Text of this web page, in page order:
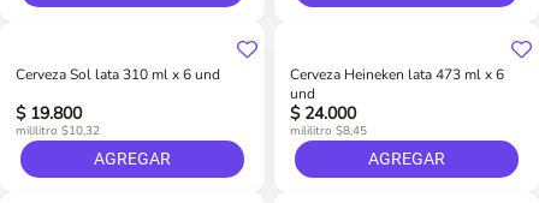
Cerveza Sol lata 310 ml x 6 und
$ 19.800
mililitro $10,32
AGREGAR
Cerveza Heineken lata 473 ml x 6
und
$ 24.000
mililitro $8,45
AGREGAR